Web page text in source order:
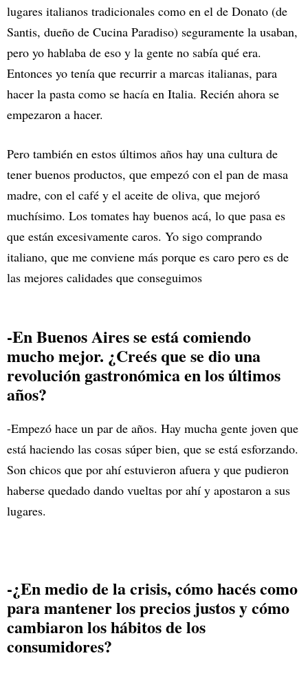
lugares italianos tradicionales como en el de Donato (de
Santis, dueño de Cucina Paradiso) seguramente la usaban,
pero yo hablaba de eso y la gente no sabía qué era.
Entonces yo tenía que recurrir a marcas italianas, para
hacer la pasta como se hacía en Italia. Recién ahora se
empezaron a hacer.
Pero también en estos últimos años hay una cultura de
tener buenos productos, que empezó con el pan de masa
madre, con el café y el aceite de oliva, que mejoró
muchísimo. Los tomates hay buenos acá, lo que pasa es
que están excesivamente caros. Yo sigo comprando
italiano, que me conviene más porque es caro pero es de
las mejores calidades que conseguimos
-En Buenos Aires se está comiendo
mucho mejor. ¿Creés que se dio una
revolución gastronómica en los últimos
años?
-Empezó hace un par de años. Hay mucha gente joven que
está haciendo las cosas súper bien, que se está esforzando.
Son chicos que por ahí estuvieron afuera y que pudieron
haberse quedado dando vueltas por ahí y apostaron a sus
lugares.
-¿En medio de la crisis, cómo hacés como
para mantener los precios justos y cómo
cambiaron los hábitos de los
consumidores?